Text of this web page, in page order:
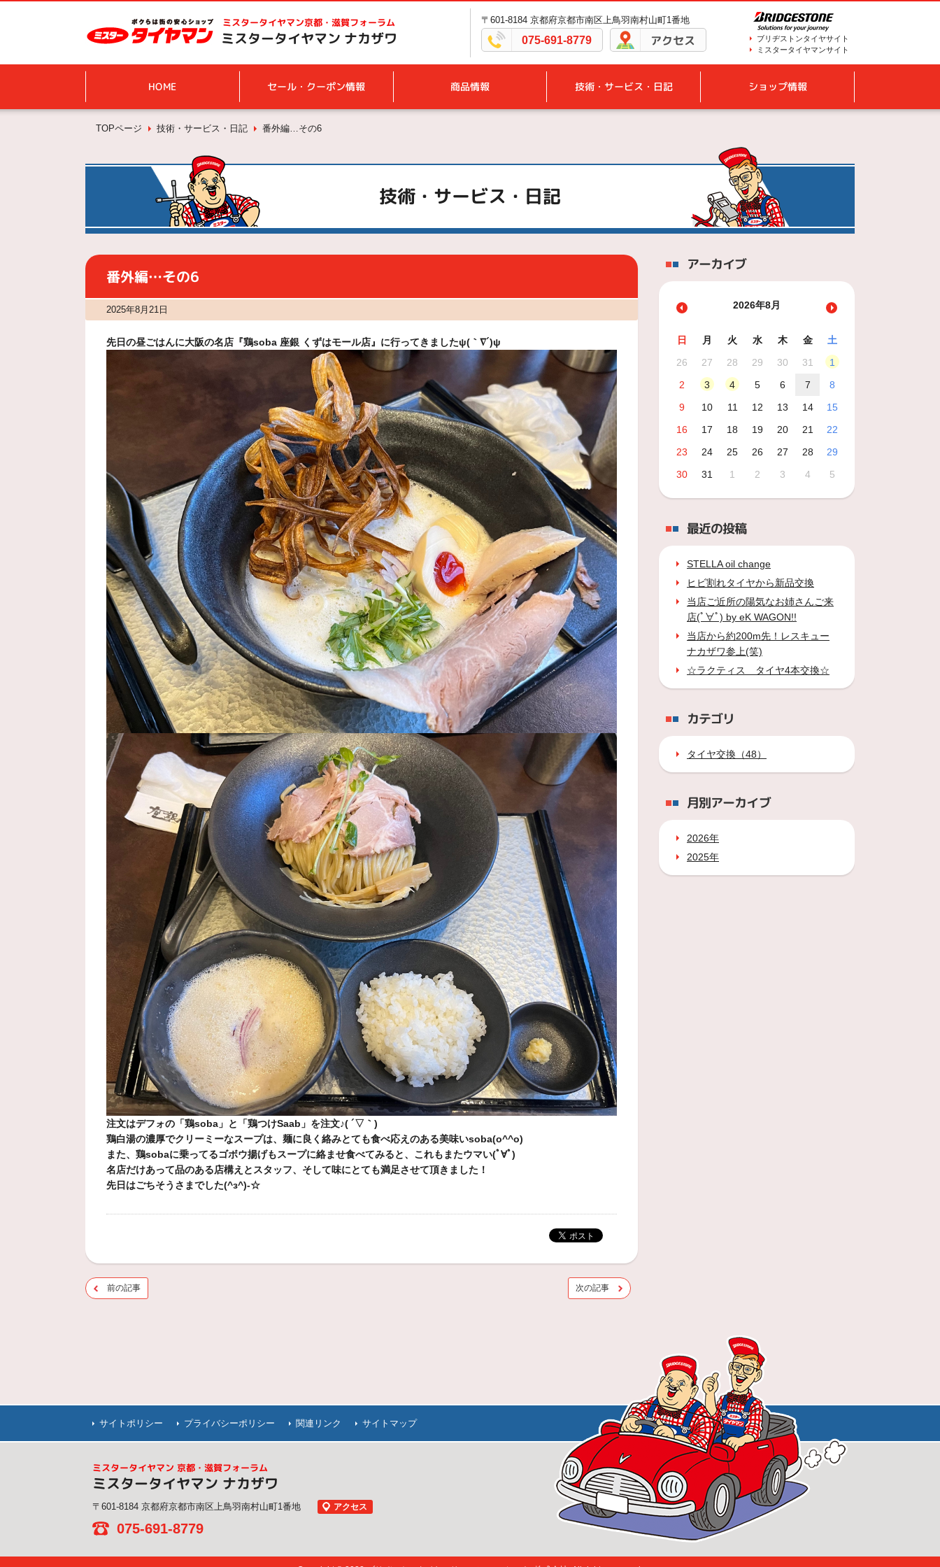
ミスタータイヤマン京都・滋賀フォーラム
ミスタータイヤマン ナカザワ
〒601-8184 京都府京都市南区上鳥羽南村山町1番地
075-691-8779 アクセス
ブリヂストンタイヤサイト
ミスタータイヤマンサイト
HOME セール・クーポン情報 商品情報 技術・サービス・日記 ショップ情報
TOPページ 技術・サービス・日記 番外編…その6
技術・サービス・日記
番外編…その6
2025年8月21日
先日の昼ごはんに大阪の名店『鶏soba 座銀 くずはモール店』に行ってきましたψ(｀∇´)ψ
注文はデフォの「鶏soba」と「鶏つけSaab」を注文♪( ´▽｀)
鶏白湯の濃厚でクリーミーなスープは、麺に良く絡みとても食べ応えのある美味いsoba(o^^o)
また、鶏sobaに乗ってるゴボウ揚げもスープに絡ませ食べてみると、これもまたウマい(ﾟ∀ﾟ)
名店だけあって品のある店構えとスタッフ、そして味にとても満足させて頂きました！
先日はごちそうさまでした(^з^)-☆
前の記事 次の記事
アーカイブ
2026年8月
日 月 火 水 木 金
土
26
27 28 29 30 31
1
2
3 4 5 6 7
8
9
10 11 12 13 14
15
16
17 18 19 20 21
22
23
24 25 26 27 28
29
30
31 1 2 3 4 5
最近の投稿
STELLA oil change
ヒビ割れタイヤから新品交換
当店ご近所の陽気なお姉さんご来
店(ﾟ∀ﾟ) by eK WAGON!!
当店から約200m先！レスキュー
ナカザワ参上(笑)
☆ラクティス タイヤ4本交換☆
カテゴリ
タイヤ交換（48）
月別アーカイブ
2026年
2025年
サイトポリシー プライバシーポリシー 関連リンク サイトマップ
ミスタータイヤマン 京都・滋賀フォーラム
ミスタータイヤマン ナカザワ
〒601-8184 京都府京都市南区上鳥羽南村山町1番地 アクセス
075-691-8779